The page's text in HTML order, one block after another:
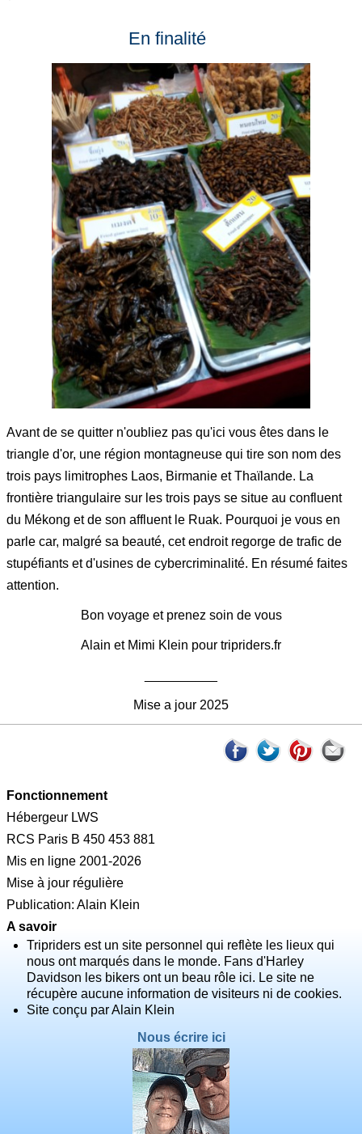
En finalité
Avant de se quitter n'oubliez pas qu'ici vous êtes dans le
triangle d'or, une région montagneuse qui tire son nom des
trois pays limitrophes Laos, Birmanie et Thaïlande. La
frontière triangulaire sur les trois pays se situe au confluent
du Mékong et de son affluent le Ruak. Pourquoi je vous en
parle car, malgré sa beauté, cet endroit regorge de trafic de
stupéfiants et d'usines de cybercriminalité. En résumé faites
attention.
Bon voyage et prenez soin de vous
Alain et Mimi Klein pour tripriders.fr
Mise a jour 2025
Fonctionnement
Hébergeur LWS
RCS Paris B 450 453 881
Mis en ligne 2001-2026
Mise à jour régulière
Publication: Alain Klein
A savoir
Tripriders est un site personnel qui reflète les lieux qui
nous ont marqués dans le monde. Fans d'Harley
Davidson les bikers ont un beau rôle ici. Le site ne
récupère aucune information de visiteurs ni de cookies.
Site conçu par Alain Klein
Nous écrire ici